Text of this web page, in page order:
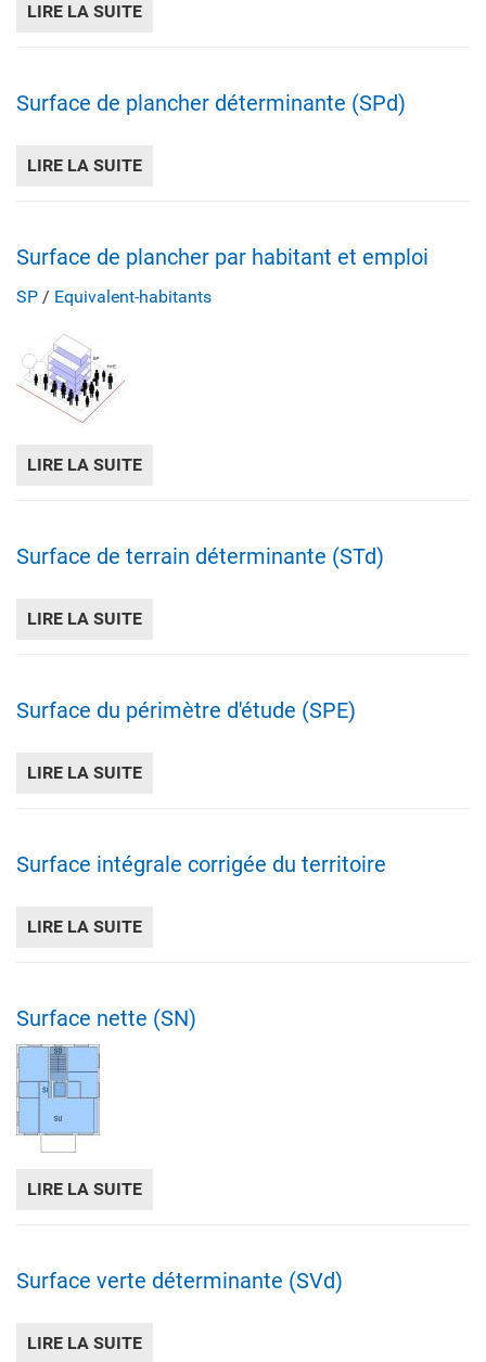
LIRE LA SUITE
Surface de plancher déterminante (SPd)
LIRE LA SUITE
Surface de plancher par habitant et emploi
SP / Equivalent-habitants
LIRE LA SUITE
Surface de terrain déterminante (STd)
LIRE LA SUITE
Surface du périmètre d'étude (SPE)
LIRE LA SUITE
Surface intégrale corrigée du territoire
LIRE LA SUITE
Surface nette (SN)
LIRE LA SUITE
Surface verte déterminante (SVd)
LIRE LA SUITE